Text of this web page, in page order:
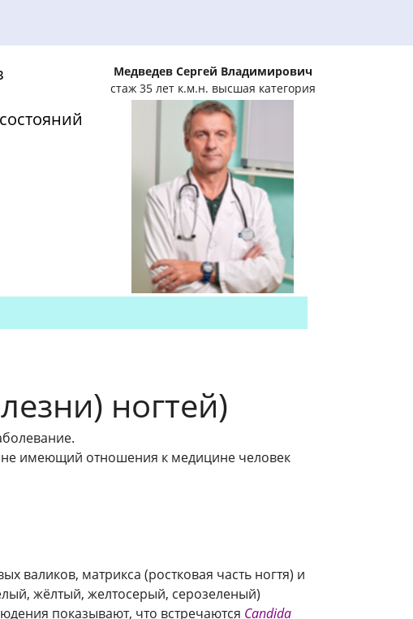
Медведев Сергей Владимирович
стаж 35 лет к.м.н. высшая категория
ногтей)
не имеющий отношения к медицине человек
валиков, матрикса (ростковая часть ногтя) и
жёлтый, желтосерый, серозеленый)
показывают, что встречаются Candida